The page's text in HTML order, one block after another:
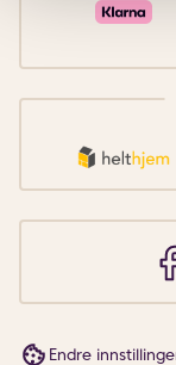
Endre